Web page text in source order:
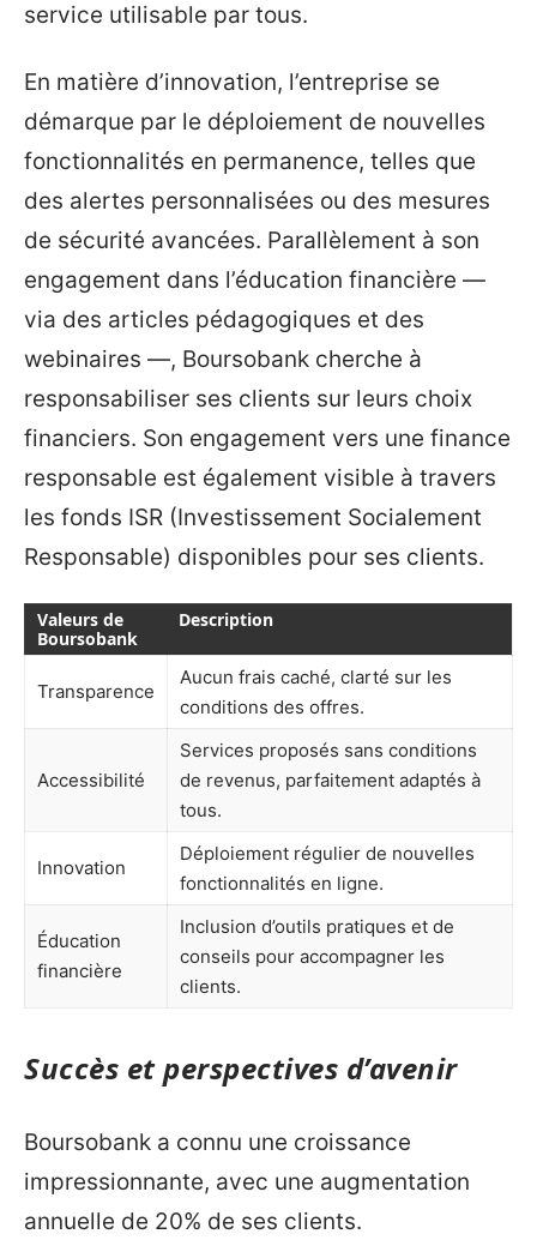
service utilisable par tous.
En matière d’innovation, l’entreprise se
démarque par le déploiement de nouvelles
fonctionnalités en permanence, telles que
des alertes personnalisées ou des mesures
de sécurité avancées. Parallèlement à son
engagement dans l’éducation financière —
via des articles pédagogiques et des
webinaires —, Boursobank cherche à
responsabiliser ses clients sur leurs choix
financiers. Son engagement vers une finance
responsable est également visible à travers
les fonds ISR (Investissement Socialement
Responsable) disponibles pour ses clients.
Valeurs de
Boursobank
Description
Transparence
Aucun frais caché, clarté sur les
conditions des offres.
Accessibilité
Services proposés sans conditions
de revenus, parfaitement adaptés à
tous.
Innovation
Déploiement régulier de nouvelles
fonctionnalités en ligne.
Éducation
financière
Inclusion d’outils pratiques et de
conseils pour accompagner les
clients.
Succès et perspectives d’avenir
Boursobank a connu une croissance
impressionnante, avec une augmentation
annuelle de 20% de ses clients.